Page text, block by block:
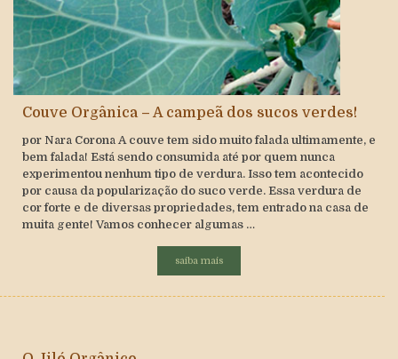
Couve Orgânica – A campeã dos sucos verdes!
por Nara Corona A couve tem sido muito falada ultimamente, e
bem falada! Está sendo consumida até por quem nunca
experimentou nenhum tipo de verdura. Isso tem acontecido
por causa da popularização do suco verde. Essa verdura de
cor forte e de diversas propriedades, tem entrado na casa de
muita gente! Vamos conhecer algumas …
saiba mais